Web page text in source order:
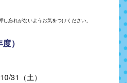
忘れがないようお気をつけください。
）
31（土）